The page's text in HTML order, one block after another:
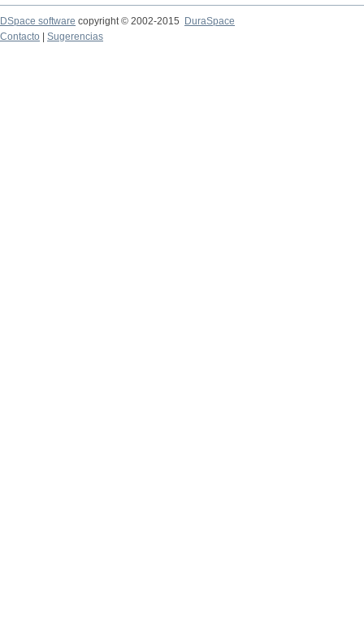
DSpace software copyright © 2002-2015
DuraSpace
Contacto
Sugerencias